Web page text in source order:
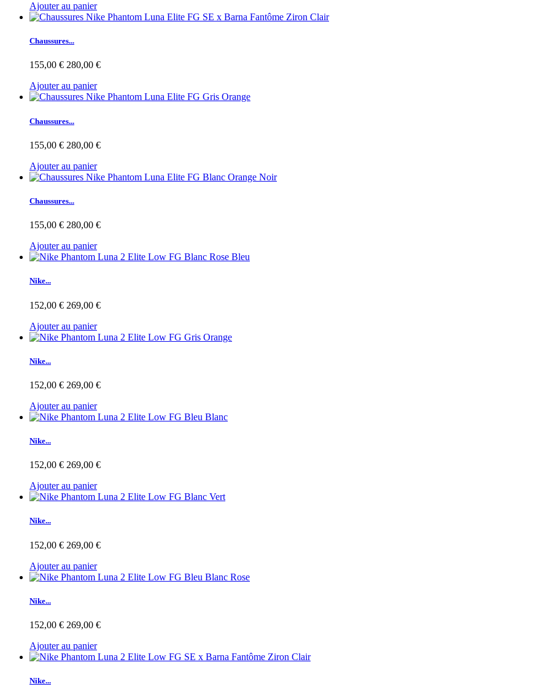
Ajouter au panier
Chaussures...
155,00 € 280,00 €
Ajouter au panier
Chaussures...
155,00 € 280,00 €
Ajouter au panier
Chaussures...
155,00 € 280,00 €
Ajouter au panier
Nike...
152,00 € 269,00 €
Ajouter au panier
Nike...
152,00 € 269,00 €
Ajouter au panier
Nike...
152,00 € 269,00 €
Ajouter au panier
Nike...
152,00 € 269,00 €
Ajouter au panier
Nike...
152,00 € 269,00 €
Ajouter au panier
Nike...